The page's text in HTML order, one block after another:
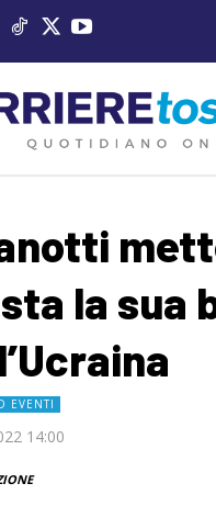
la sua
EVENTI
14:00